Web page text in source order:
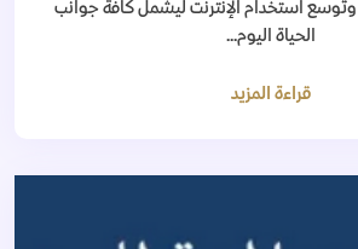
وتوسع استخدام الإنترنت ليشمل كافة جوانب
الحياة اليوم...
قراءة المزيد